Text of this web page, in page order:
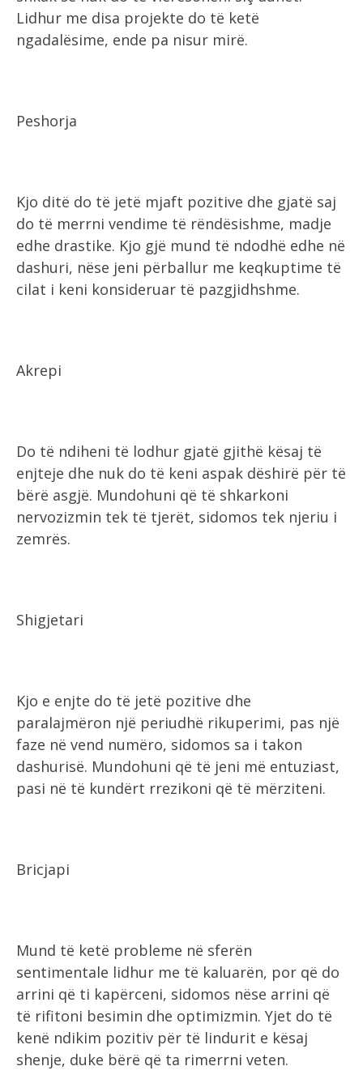
Lidhur me disa projekte do të ketë
ngadalësime, ende pa nisur mirë.
Peshorja
Kjo ditë do të jetë mjaft pozitive dhe gjatë saj
do të merrni vendime të rëndësishme, madje
edhe drastike. Kjo gjë mund të ndodhë edhe në
dashuri, nëse jeni përballur me keqkuptime të
cilat i keni konsideruar të pazgjidhshme.
Akrepi
Do të ndiheni të lodhur gjatë gjithë kësaj të
enjteje dhe nuk do të keni aspak dëshirë për të
bërë asgjë. Mundohuni që të shkarkoni
nervozizmin tek të tjerët, sidomos tek njeriu i
zemrës.
Shigjetari
Kjo e enjte do të jetë pozitive dhe
paralajmëron një periudhë rikuperimi, pas një
faze në vend numëro, sidomos sa i takon
dashurisë. Mundohuni që të jeni më entuziast,
pasi në të kundërt rrezikoni që të mërziteni.
Bricjapi
Mund të ketë probleme në sferën
sentimentale lidhur me të kaluarën, por që do
arrini që ti kapërceni, sidomos nëse arrini që
të rifitoni besimin dhe optimizmin. Yjet do të
kenë ndikim pozitiv për të lindurit e kësaj
shenje, duke bërë që ta rimerrni veten.